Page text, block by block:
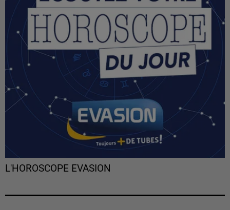
L'HOROSCOPE EVASION